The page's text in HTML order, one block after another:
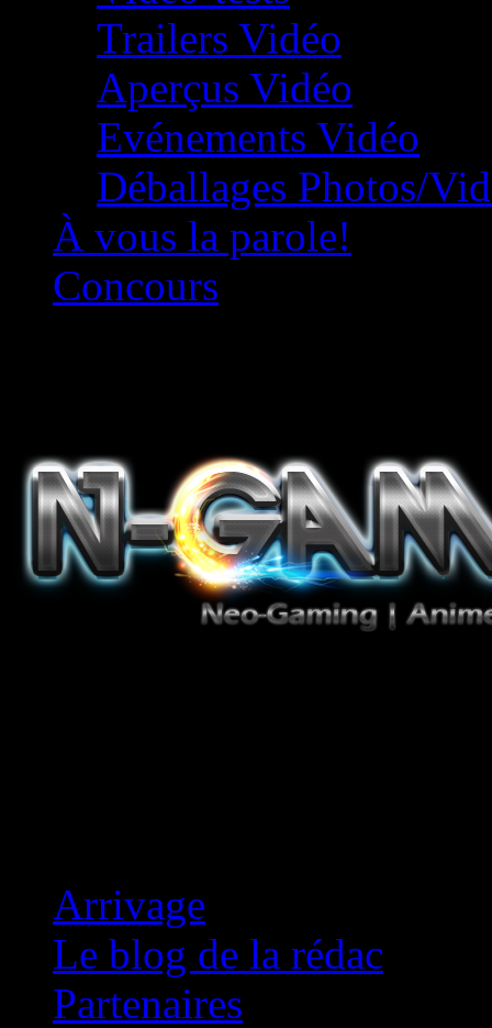
Trailers Vidéo
Aperçus Vidéo
Evénements Vidéo
Déballages Photos/
À vous la parole!
Concours
Arrivage
Le blog de la rédac
Partenaires